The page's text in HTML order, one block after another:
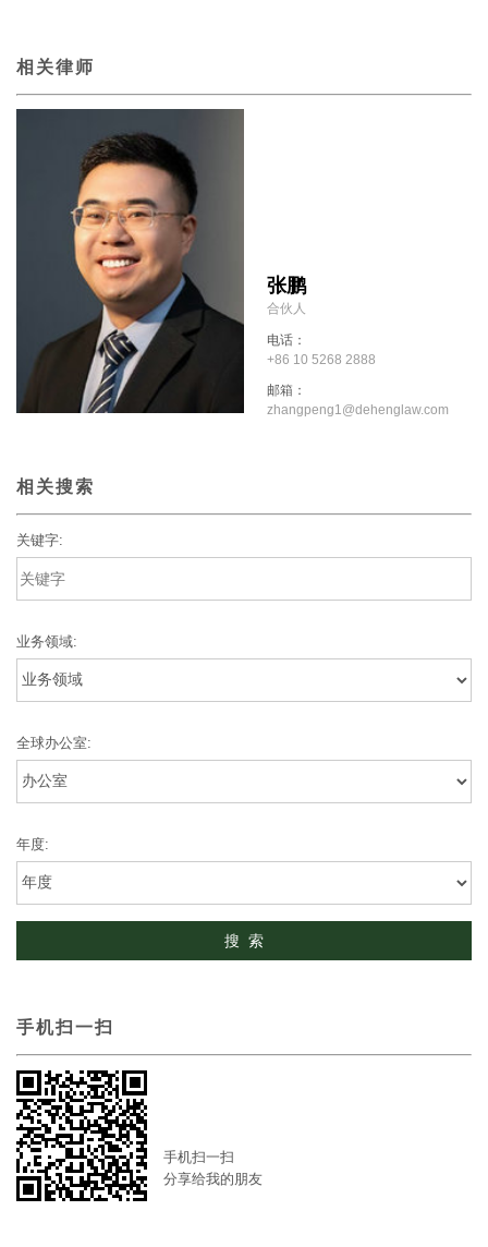
相关律师
张鹏
合伙人
电话：
+86 10 5268 2888
邮箱：
zhangpeng1@dehenglaw.com
相关搜索
关键字:
业务领域:
全球办公室:
年度:
手机扫一扫
手机扫一扫
分享给我的朋友